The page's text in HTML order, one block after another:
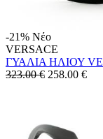
-21% Νέο
VERSACE
ΓΥΑΛΙΑ ΗΛΙΟΥ
323.00 € 258.00 €